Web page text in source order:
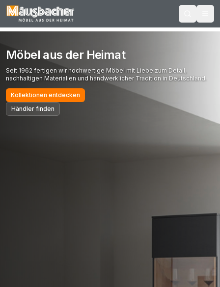
Möbel aus der Heimat
Seit 1962 fertigen wir hochwertige Möbel mit Liebe zum Detail,
nachhaltigen Materialien und handwerklicher Tradition in Deutschland.
Kollektionen entdecken
Händler finden